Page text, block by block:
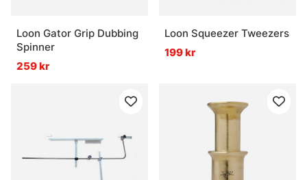
Loon Gator Grip Dubbing
Spinner
259 kr
Loon Squeezer Tweezers
199 kr